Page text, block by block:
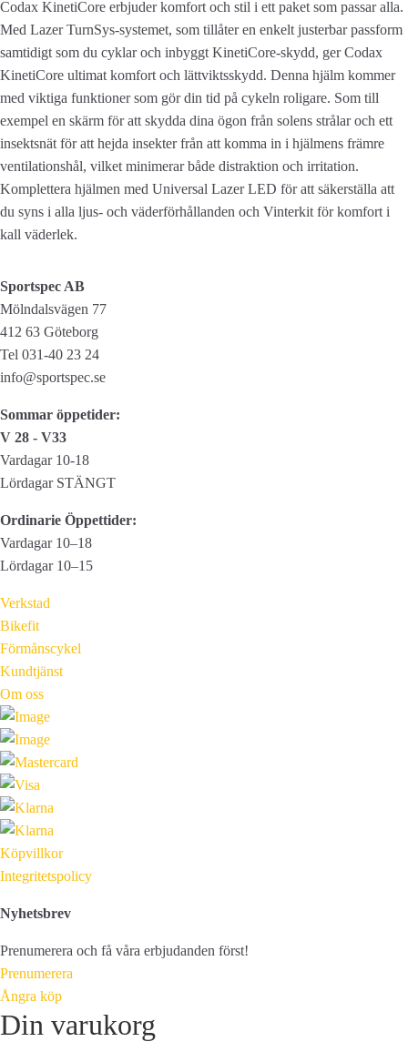
Flash
Yellow
mängd
Codax KinetiCore erbjuder komfort och stil i ett paket som passar alla.
Med Lazer TurnSys-systemet, som tillåter en enkelt justerbar passform
samtidigt som du cyklar och inbyggt KinetiCore-skydd, ger Codax
KinetiCore ultimat komfort och lättviktsskydd. Denna hjälm kommer
med viktiga funktioner som gör din tid på cykeln roligare. Som till
exempel en skärm för att skydda dina ögon från solens strålar och ett
insektsnät för att hejda insekter från att komma in i hjälmens främre
ventilationshål, vilket minimerar både distraktion och irritation.
Komplettera hjälmen med Universal Lazer LED för att säkerställa att
du syns i alla ljus- och väderförhållanden och Vinterkit för komfort i
kall väderlek.
Sportspec AB
Mölndalsvägen 77
412 63 Göteborg
Tel 031-40 23 24
info@sportspec.se
Sommar öppetider:
V 28 - V33
Vardagar 10-18
Lördagar STÄNGT
Ordinarie Öppettider:
Vardagar 10–18
Lördagar 10–15
Verkstad
Bikefit
Förmånscykel
Kundtjänst
Om oss
Köpvillkor
Integritetspolicy
Nyhetsbrev
Prenumerera och få våra erbjudanden först!
Prenumerera
Ångra köp
Din varukorg